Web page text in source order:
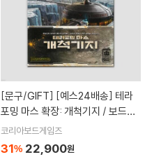
[문구/GIFT]
포밍 마스 확장: 개척기지 / 보드게
임
코리아보드게임즈
31% 22,900원